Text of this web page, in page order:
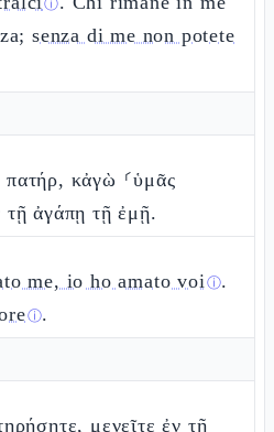
ⓘ
senza di me non potete
κἀγὼ ⸂ὑμᾶς
τῇ ἀγάπῃ τῇ ἐμῇ.
me, io ho amato voiⓘ.
ⓘ.
μενεῖτε ἐν τῇ